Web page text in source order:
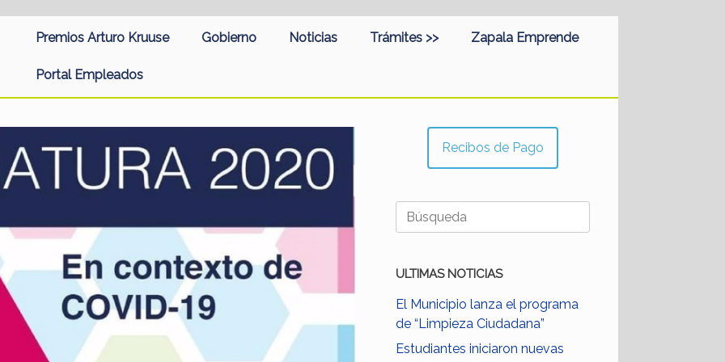
Premios Arturo Kruuse Gobierno Noticias Trámites >> Zapala Emprende
Portal Empleados
Recibos de Pago
Buscar:
ULTIMAS NOTICIAS
El Municipio lanza el programa
de “Limpieza Ciudadana”
Estudiantes iniciaron nuevas